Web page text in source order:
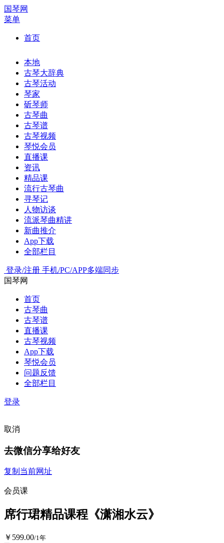
国琴网
菜单
首页
本地
古琴大辞典
古琴活动
琴家
斫琴师
古琴曲
古琴谱
古琴视频
琴悦会员
直播课
资讯
精品课
流行古琴曲
寻琴记
人物访谈
流派琴曲精讲
新曲推介
App下载
全部栏目
登录/注册 手机/PC/APP多端同步
国琴网
首页
古琴曲
古琴谱
直播课
古琴视频
App下载
琴悦会员
问题反馈
全部栏目
登录
取消
去微信分享给好友
复制当前网址
会员课
席行珺精品课程《潇湘水云》
￥599.00/1年